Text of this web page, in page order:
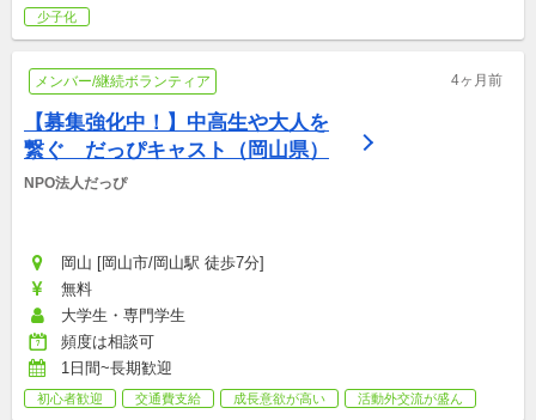
少子化
メンバー/継続ボランティア 4ヶ月前
【募集強化中！】中高生や大人を
繋ぐ　だっぴキャスト（岡山県）
NPO法人だっぴ
岡山 [岡山市/岡山駅 徒歩7分]
無料
大学生・専門学生
頻度は相談可
1日間~長期歓迎
初心者歓迎 交通費支給 成長意欲が高い 活動外交流が盛ん